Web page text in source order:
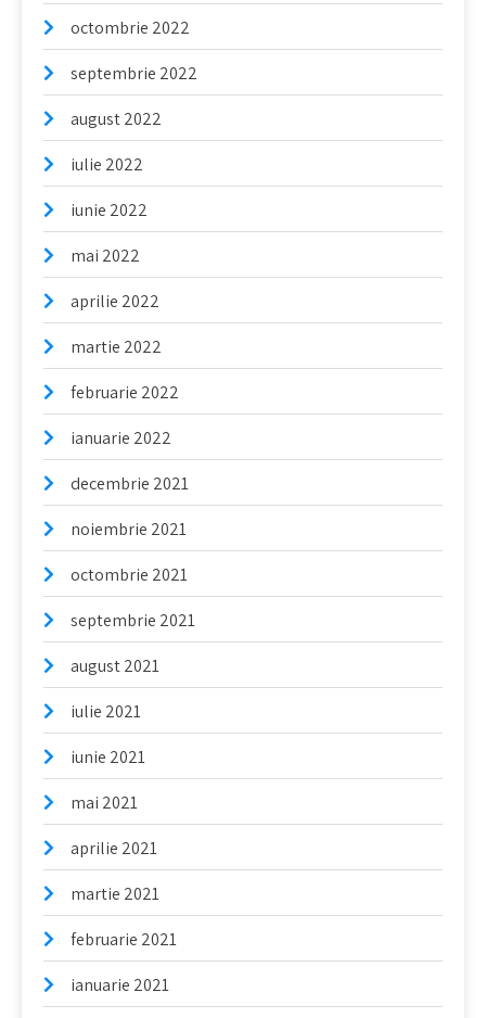
octombrie 2022
septembrie 2022
august 2022
iulie 2022
iunie 2022
mai 2022
aprilie 2022
martie 2022
februarie 2022
ianuarie 2022
decembrie 2021
noiembrie 2021
octombrie 2021
septembrie 2021
august 2021
iulie 2021
iunie 2021
mai 2021
aprilie 2021
martie 2021
februarie 2021
ianuarie 2021